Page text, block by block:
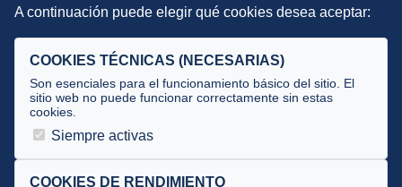
Selecciones
Tecnificación
JUECES Y OFICIALES
Documentos
A continuación puede elegir qué cookies desea aceptar:
COOKIES TÉCNICAS (NECESARIAS)
Son esenciales para el funcionamiento básico del sitio. El
sitio web no puede funcionar correctamente sin estas
cookies.
Siempre activas
COOKIES DE RENDIMIENTO